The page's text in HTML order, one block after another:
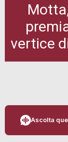
vertice
Ascolta